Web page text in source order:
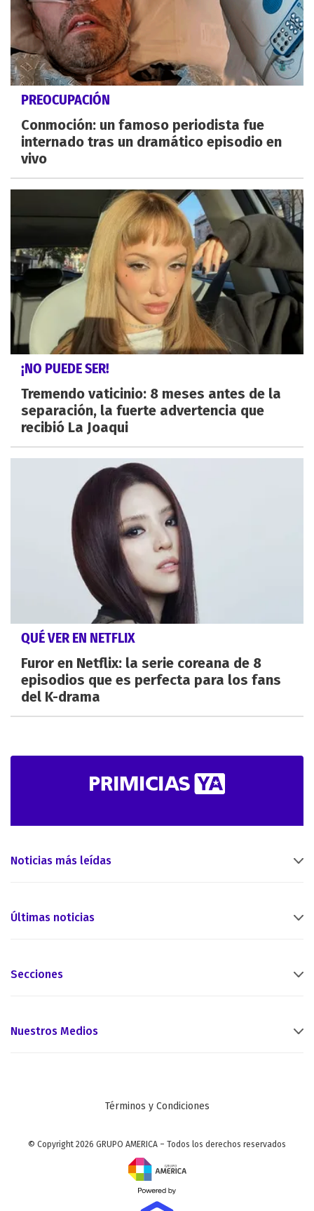
PREOCUPACIÓN
Conmoción: un famoso periodista fue
internado tras un dramático episodio en
vivo
¡NO PUEDE SER!
Tremendo vaticinio: 8 meses antes de la
separación, la fuerte advertencia que
recibió La Joaqui
QUÉ VER EN NETFLIX
Furor en Netflix: la serie coreana de 8
episodios que es perfecta para los fans
del K-drama
Noticias más leídas
Últimas noticias
Secciones
Nuestros Medios
Términos y Condiciones
© Copyright 2026 GRUPO AMERICA – Todos los derechos reservados